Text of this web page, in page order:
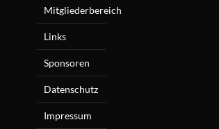
Mitgliederbereich
Links
Sponsoren
Datenschutz
Impressum